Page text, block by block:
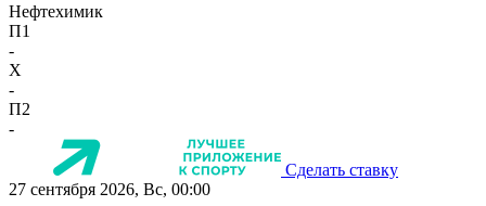
Нефтехимик
П1
-
X
-
П2
-
Сделать ставку
27 сентября 2026, Вс, 00:00